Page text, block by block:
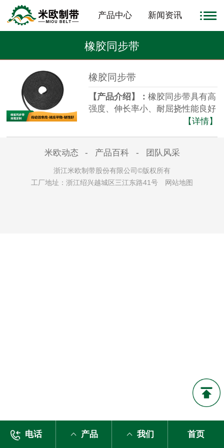
产品中心 新闻资讯
橡胶同步带
橡胶同步带
【产品介绍】 ：橡胶同步带具有高
强度、伸长率小、耐屈挠性能良好
的骨架材料为强力层，传动能力
【 起订量】 ：
现货：0.1平米，定
制：200平米。
【加工周期】：成品：3天内、定
【详情】
米欧动态 - 产品百科 - 团队风采
浙江米欧制带股份有限公司©版权所有
工厂地址：浙江绍兴越城区三江东路41号
网站地图
电话 产品 我们 首页